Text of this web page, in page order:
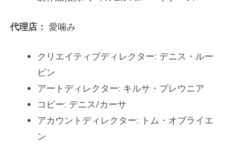
代理店： 愛噛み
クリエイティブディレクター: デニス・ルー
ビン
アートディレクター: キルサ・プレウニア
コピー: デニス/カーサ
アカウントディレクター: トム・オブライエ
ン